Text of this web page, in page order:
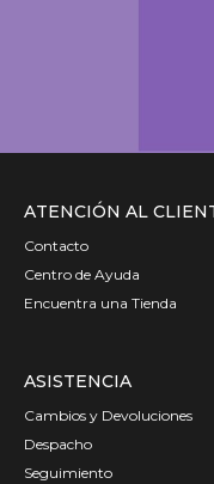
ATENCIÓN AL
Contacto
Centro de Ayuda
Encuentra una Tienda
ASISTENCIA
Cambios y Devoluciones
Despacho
Seguimiento